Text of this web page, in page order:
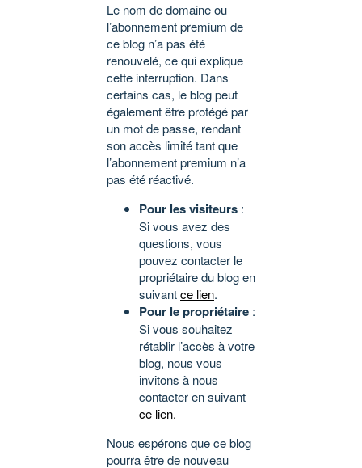
Le nom de domaine ou
l’abonnement premium de
ce blog n’a pas été
renouvelé, ce qui explique
cette interruption. Dans
certains cas, le blog peut
également être protégé par
un mot de passe, rendant
son accès limité tant que
l’abonnement premium n’a
pas été réactivé.
Pour les visiteurs :
Si vous avez des
questions, vous
pouvez contacter le
propriétaire du blog en
suivantce lien.
Pour le propriétaire :
Si vous souhaitez
rétablir l’accès à votre
blog, nous vous
invitons à nous
contacter en suivant
ce lien.
Nous espérons que ce blog
pourra être de nouveau